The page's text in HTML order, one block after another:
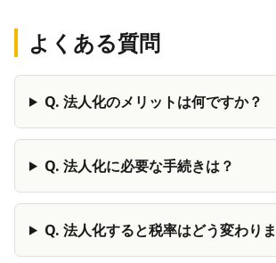
よくある質問
Q. 法人化のメリットは何ですか？
Q. 法人化に必要な手続きは？
Q. 法人化すると税率はどう変わり